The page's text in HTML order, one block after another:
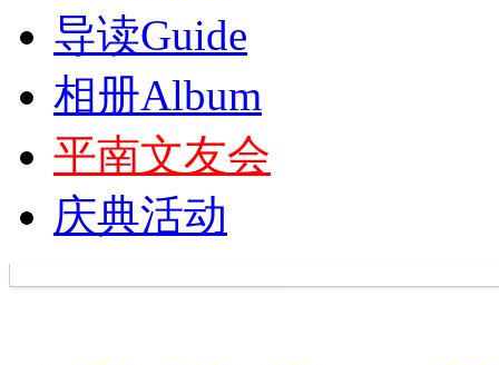
导读Guide
相册Album
平南文友会
庆典活动